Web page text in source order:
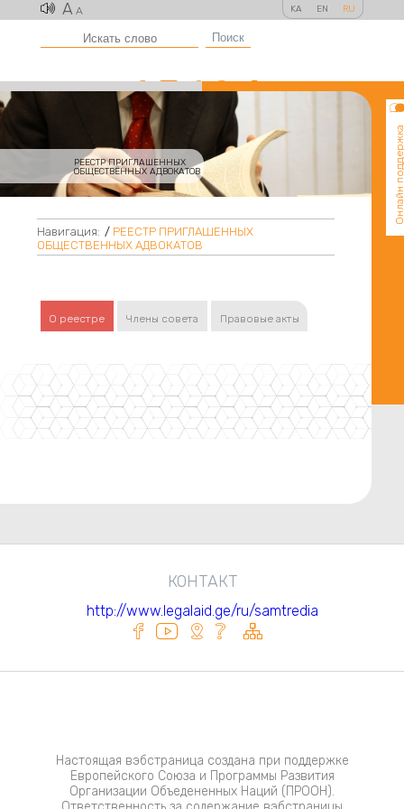
A A KA EN RU
Поиск
РЕЕСТР ПРИГЛАШЕННЫХ
ОБЩЕСТВЕННЫХ АДВОКАТОВ
Онлайн
Навигация: / РЕЕСТР ПРИГЛАШЕННЫХ
ОБЩЕСТВЕННЫХ АДВОКАТОВ
О реестре Члены совета Правовые акты
КОНТАКТ
http://www.legalaid.ge/ru/samtredia
Настоящая вэбстраница создана при поддержке
Европейского Союза и Программы Развития
Организации Объедененных Наций (ПРООН).